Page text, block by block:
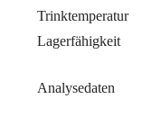
Trinktemperatur
Lagerfähigkeit
Analysedaten